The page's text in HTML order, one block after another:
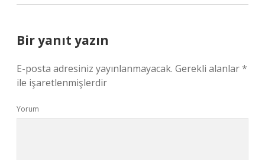
Bir yanıt yazın
E-posta adresiniz yayınlanmayacak. Gerekli alanlar*
ile işaretlenmişlerdir
Yorum